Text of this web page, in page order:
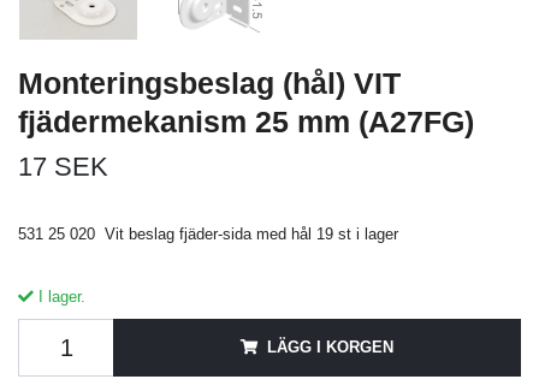
Monteringsbeslag (hål) VIT
fjädermekanism 25 mm (A27FG)
17 SEK
531 25 020 Vit beslag fjäder-sida med hål 19 st i lager
I lager.
LÄGG I KORGEN